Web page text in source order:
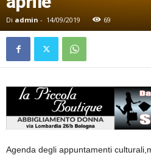
Di admin - 14/09/2019 69
Agenda degli appuntamenti